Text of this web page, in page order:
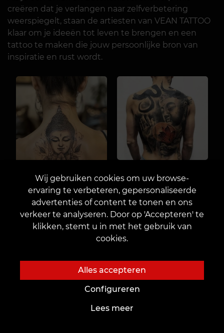
creëren dat je verlangen naar zelfverbetering
weerspiegelt, staan de artiesten van VEAN TATTOO
klaar om je ideeën tot leven te brengen en een
tattoo te maken die jouw persoonlijke bron van
inspiratie en rust wordt.
Wij gebruiken cookies om uw browse-
ervaring te verbeteren, gepersonaliseerde
advertenties of content te tonen en ons
verkeer te analyseren. Door op 'Accepteren' te
klikken, stemt u in met het gebruik van
cookies.
Alles accepteren
Configureren
Lees meer